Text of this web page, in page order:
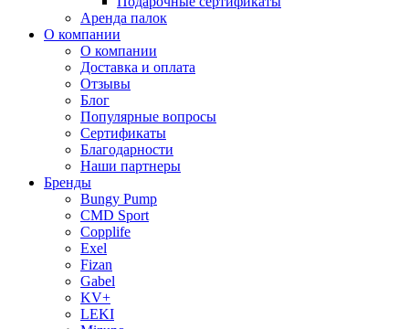
Аренда палок
О компании
О компании
Доставка и оплата
Отзывы
Блог
Популярные вопросы
Сертификаты
Благодарности
Наши партнеры
Бренды
Bungy Pump
CMD Sport
Copplife
Exel
Fizan
Gabel
KV+
LEKI